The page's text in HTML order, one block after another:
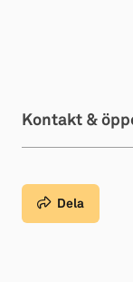
Kontakt &
Dela